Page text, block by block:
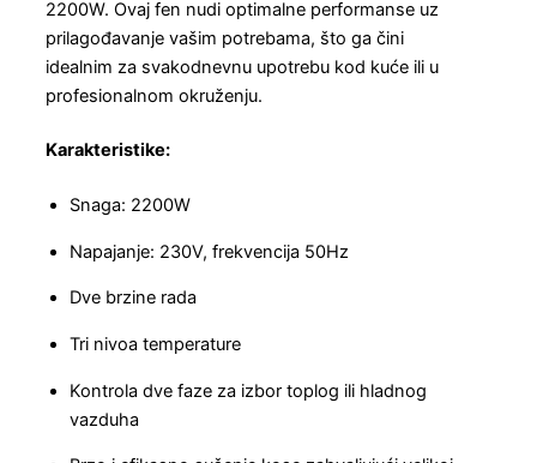
2200W. Ovaj fen nudi optimalne performanse uz
prilagođavanje vašim potrebama, što ga čini
idealnim za svakodnevnu upotrebu kod kuće ili u
profesionalnom okruženju.
Karakteristike:
Snaga: 2200W
Napajanje: 230V, frekvencija 50Hz
Dve brzine rada
Tri nivoa temperature
Kontrola dve faze za izbor toplog ili hladnog
vazduha